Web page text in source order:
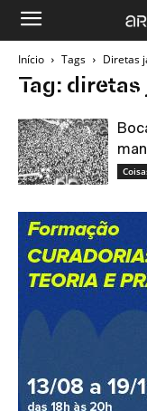
Início Tags Diretas
Tag: diretas